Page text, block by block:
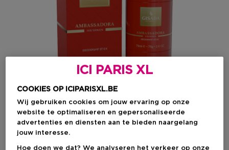
Kies je formaat
ICI PARIS XL
COOKIES OP ICIPARISXL.BE
Wij gebruiken cookies om jouw ervaring op onze
website te optimaliseren en gepersonaliseerde
advertenties en diensten aan te bieden naargelang
jouw interesse.
Hoe doen we dat? We analyseren het verkeer op onze